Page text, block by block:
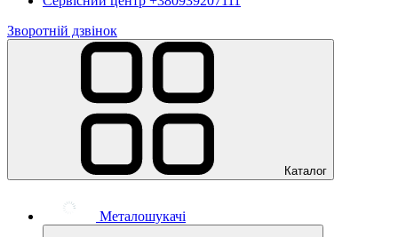
Зворотній дзвінок
Каталог
Металошукачі